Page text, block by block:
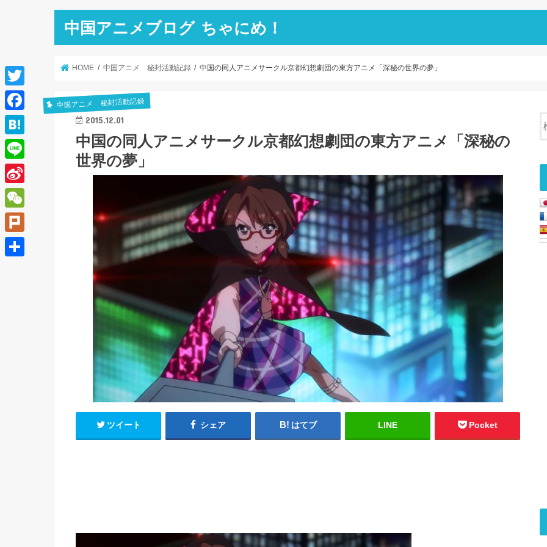
中国アニメブログ ちゃにめ！
HOME 中国アニメ 秘封活動記録 中国の同人アニメサークル京都幻想劇団の東方アニメ「深秘の世界の夢」
中国アニメ 秘封活動記録
2015.12.01
中国の同人アニメサークル京都幻想劇団の東方アニメ「深秘の
世界の夢」
ツイート シェア はてブ LINE Pocket
T
w
i
t
e
r
F
a
c
e
b
o
o
k
H
a
t
e
a
L
i
n
e
S
i
n
a
W
e
C
P